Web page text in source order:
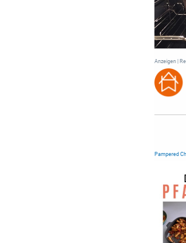
Anzeigen |
Pampered